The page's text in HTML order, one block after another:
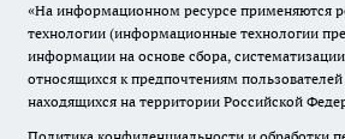
«На информационном ресурсе применяются
технологии (информационные технологии
информации на основе сбора,
относящихся к предпочтениям
находящихся на территории Российской